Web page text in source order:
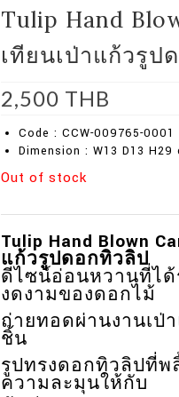
Tulip Hand
เทียนเป่าแก้วรูป
2,500 THB
Code : CCW-009765-0001
Dimension : W13 D13 H29
Out of stock
Tulip Hand Blown
แก้วรูปดอกทิวลิป
ดีไซน์อ่อนหวานที่ได้
งดงามของดอกไม้
ถ่ายทอดผ่านงานเป่
ชิ้น
รูปทรงดอกทิวลิปที่พ
ความละมุนให้กับ